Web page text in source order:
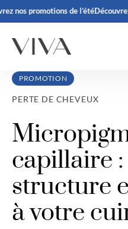
nos promotions de l’étéDécouvrez
PROMOTION
PERTE DE CHEVEUX
capillaire
structure
à votre